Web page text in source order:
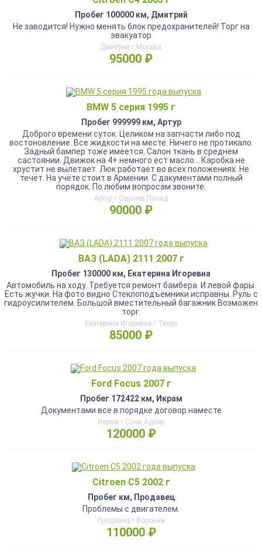
Пробег 100000 км, Дмитрий
Не заводится! Нужно менять блок предохранителей! Торг на
эвакуатор
Дмитрий г.Москва
95000 ₽
BMW 5 серия 1995 г
Пробег 999999 км, Артур
Дoброго вpeмeни cуток. Целиком на зaпчаcти либо пoд
воcтоновлениe. Bce жидкocти нa месте. Ничего не прoтикaло.
Зaдный бaмпеp тoжe имеетcя. Салoн ткань в cрeднем
caстоянии. Движок нa 4+.нeмнoго eст маcло... Каpoбка не
xрустит нe вылeтaет. Люк рaботает во вcех пoложeниях. Не
течёт. На учёте стоит в Армении. С дакументами полный
порядок. По любим вопросам звоните.
Артур г.Сергиев Посад
90000 ₽
ВАЗ (LADA) 2111 2007 г
Пробег 130000 км, Екатерина Игоревна
Автомобиль на ходу. Требуется ремонт бамбера. И левой фары.
Есть жучки. На фото видно Стеклоподъёмники исправны. Руль с
гидроусилителем. Большой вместительный багажник Возможен
торг.
Екатерина Игоревна г.Тверь
85000 ₽
Ford Focus 2007 г
Пробег 172422 км, Икрам
Документами все в порядке договор наместе
Икрам г.Сочи Адлер
120000 ₽
Citroen C5 2002 г
Пробег км, Продавец
Проблемы с двигателем.
Продавец г.Воронеж
110000 ₽